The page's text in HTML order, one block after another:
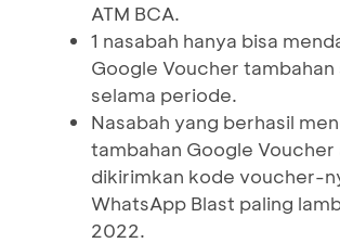
ATM BCA.
1 nasabah hanya bisa
Google Voucher tambahan
selama periode.
Nasabah yang berhasil
tambahan Google Voucher
dikirimkan kode voucher-
WhatsApp Blast paling
2022.